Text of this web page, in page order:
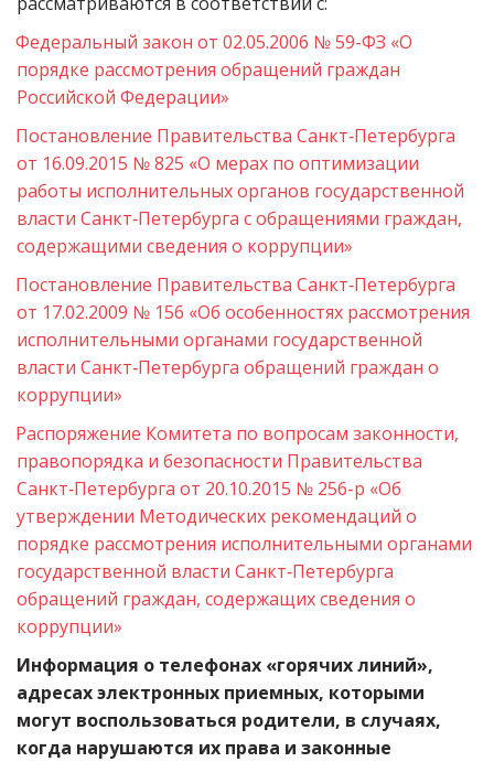
Федеральный закон от 02.05.2006 № 59-ФЗ «О
порядке рассмотрения обращений граждан
Российской Федерации»
Постановление Правительства Санкт‑Петербурга
от 16.09.2015 № 825 «О мерах по оптимизации
работы исполнительных органов государственной
власти Санкт‑Петербурга с обращениями граждан,
содержащими сведения о коррупции»
Постановление Правительства Санкт‑Петербурга
от 17.02.2009 № 156 «Об особенностях рассмотрения
исполнительными органами государственной
власти Санкт‑Петербурга обращений граждан о
коррупции»
Распоряжение Комитета по вопросам законности,
правопорядка и безопасности Правительства
Санкт‑Петербурга от 20.10.2015 № 256-р «Об
утверждении Методических рекомендаций о
порядке рассмотрения исполнительными органами
государственной власти Санкт‑Петербурга
обращений граждан, содержащих сведения о
коррупции»
Информация о телефонах «горячих линий»,
адресах электронных приемных, которыми
могут воспользоваться родители, в случаях,
когда нарушаются их права и законные